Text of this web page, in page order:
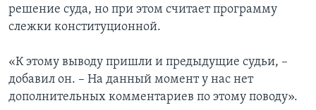
решение суда, но при этом считает программу
слежки конституционной.
«К этому выводу пришли и предыдущие судьи, –
добавил он. – На данный момент у нас нет
дополнительных комментариев по этому поводу».